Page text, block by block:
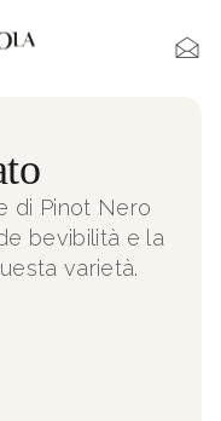
di Pinot Nero
bevibilità e la
varietà.